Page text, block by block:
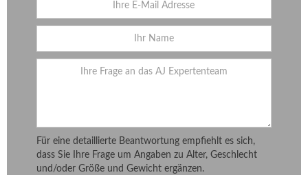
Für eine detaillierte Beantwortung empfiehlt es sich,
dass Sie Ihre Frage um Angaben zu Alter, Geschlecht
und/oder Größe und Gewicht ergänzen.